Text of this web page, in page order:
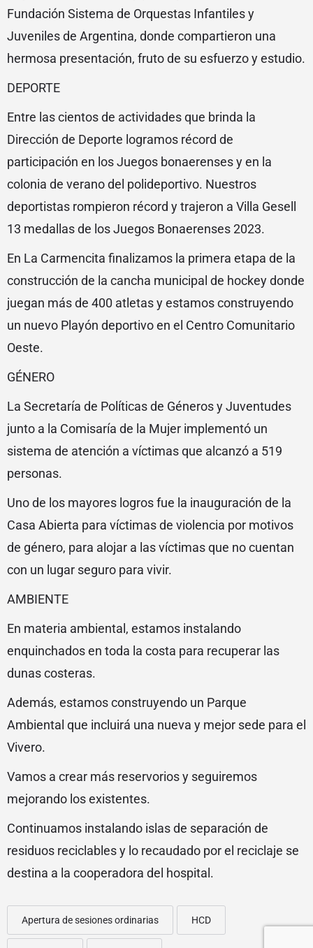
Fundación Sistema de Orquestas Infantiles y
Juveniles de Argentina, donde compartieron una
hermosa presentación, fruto de su esfuerzo y estudio.
DEPORTE
Entre las cientos de actividades que brinda la
Dirección de Deporte logramos récord de
participación en los Juegos bonaerenses y en la
colonia de verano del polideportivo. Nuestros
deportistas rompieron récord y trajeron a Villa Gesell
13 medallas de los Juegos Bonaerenses 2023.
En La Carmencita finalizamos la primera etapa de la
construcción de la cancha municipal de hockey donde
juegan más de 400 atletas y estamos construyendo
un nuevo Playón deportivo en el Centro Comunitario
Oeste.
GÉNERO
La Secretaría de Políticas de Géneros y Juventudes
junto a la Comisaría de la Mujer implementó un
sistema de atención a víctimas que alcanzó a 519
personas.
Uno de los mayores logros fue la inauguración de la
Casa Abierta para víctimas de violencia por motivos
de género, para alojar a las víctimas que no cuentan
con un lugar seguro para vivir.
AMBIENTE
En materia ambiental, estamos instalando
enquinchados en toda la costa para recuperar las
dunas costeras.
Además, estamos construyendo un Parque
Ambiental que incluirá una nueva y mejor sede para el
Vivero.
Vamos a crear más reservorios y seguiremos
mejorando los existentes.
Continuamos instalando islas de separación de
residuos reciclables y lo recaudado por el reciclaje se
destina a la cooperadora del hospital.
Apertura de sesiones ordinarias HCD